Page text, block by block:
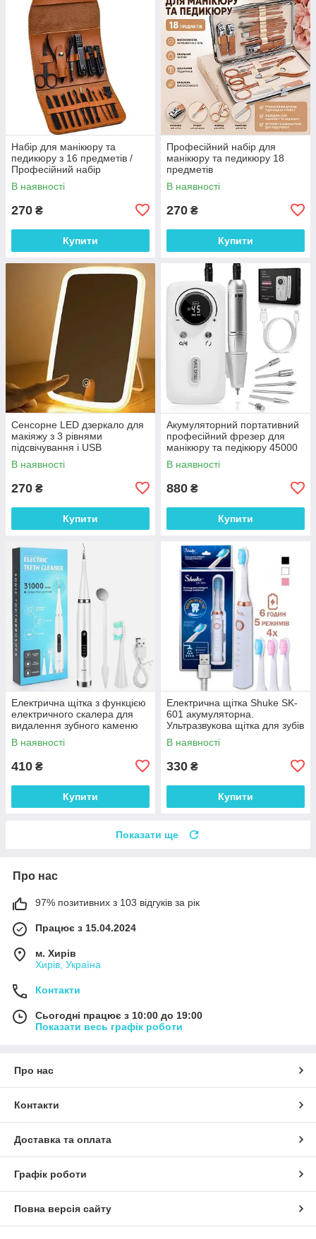
Набір для манікюру та
педикюру з 16 предметів /
Професійний набір
інструментів 16 в 1 з
нержавіючої сталі у футлярі
В наявності
270 ₴
Купити
Професійний набір для
манікюру та педикюру 18
предметів
В наявності
270 ₴
Купити
Сенсорне LED дзеркало для
макіяжу з 3 рівнями
підсвічування і USB
зарядкою. Дзеркало для
макіяжу
В наявності
270 ₴
Купити
Акумуляторний портативний
професійний фрезер для
манікюру та педікюру 45000
об/хв 2600 мАч з насадками
В наявності
880 ₴
Купити
Електрична щітка з функцією
електричного скалера для
видалення зубного каменю
та відбілювання White
В наявності
410 ₴
Купити
Електрична щітка Shuke SK-
601 акумуляторна.
Ультразвукова щітка для зубів
+ 3 насадки White
В наявності
330 ₴
Купити
Показати ще
Про нас
97% позитивних з 103 відгуків за рік
Працює з 15.04.2024
м. Хирів
Хирів, Україна
Контакти
Сьогодні працює з 10:00 до 19:00
Показати весь графік роботи
Про нас
Контакти
Доставка та оплата
Графік роботи
Повна версія сайту